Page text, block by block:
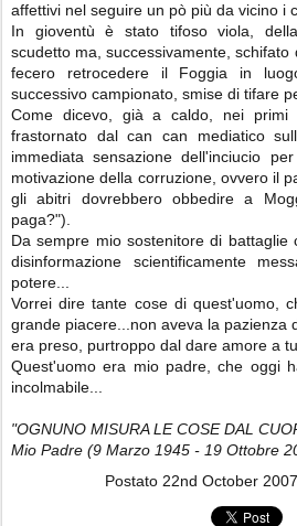
affettivi nel seguire un pò più da vicino i
In gioventù è stato tifoso viola,
scudetto ma, successivamente,
fecero retrocedere il Foggia in
successivo campionato, smise di tifare
Come dicevo, già a caldo, nei primi
frastornato dal can can mediatico
immediata sensazione dell'inciucio
motivazione della corruzione, ovvero il
gli abitri dovrebbero obbedire a
paga?").
Da sempre mio sostenitore di battaglie
disinformazione scientificamente
potere...
Vorrei dire tante cose di quest'uomo,
grande piacere...non aveva la pazienza
era preso, purtroppo dal dare amore a
Quest'uomo era mio padre, che oggi
incolmabile...
"OGNUNO MISURA LE COSE DAL
Mio Padre (9 Marzo 1945 - 19 Ottobre
Postato 22nd October 2007